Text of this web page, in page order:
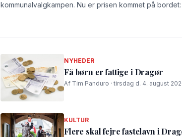
kommunalvalgkampen. Nu er prisen kommet på
NYHEDER
Få børn er fattige i Dragør
Af Tim Panduro · tirsdag d. 4. august
KULTUR
Flere skal fejre fastelavn i